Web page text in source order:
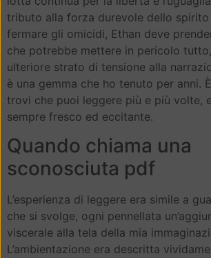
tributo alla forza durevole dello spirito
fermare gli omicidi, Ethan deve
che potrebbe mettere in pericolo
ulteriore strato di tensione alla
è una gemma che ho tenuto per anni.
trovi che puoi leggere più e più volte,
sempre fresco ed eccitante.
Quando chiama una
sconosciuta pdf
L’esperienza di leggere era simile a
che si svolge, ogni pennellata
viscerale alla tela della mia
L’ambientazione era descritta